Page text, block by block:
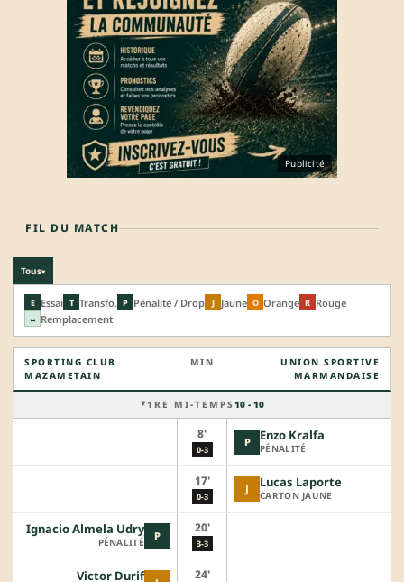
Publicité
FIL DU MATCH
Tous▾
E Essai T Transfo. P Pénalité / Drop J Jaune O Orange R Rouge
↔ Remplacement
SPORTING CLUB
MAZAMETAIN
MIN
UNION SPORTIVE
MARMANDAISE
1RE MI-TEMPS 10 - 10
8'
0-3
P Enzo Kralfa
PÉNALITÉ
17'
0-3
J Lucas Laporte
CARTON JAUNE
P
Ignacio Almela Udry
PÉNALITÉ
20'
3-3
Victor Durif 24'